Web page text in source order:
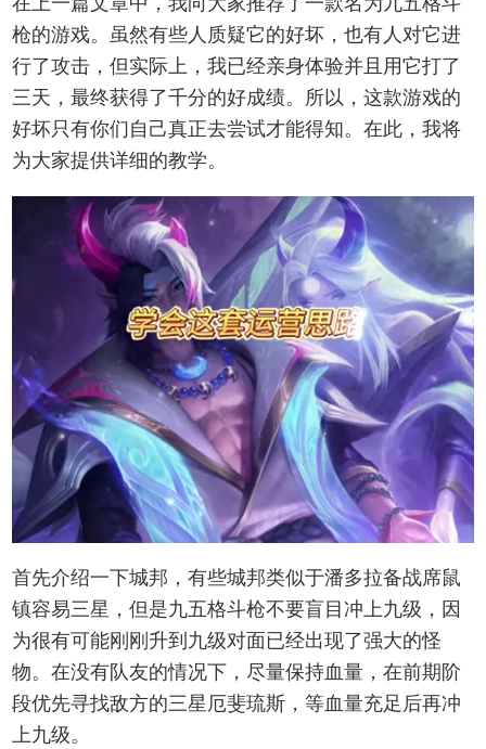
枪的游戏。虽然有些人质疑它的好坏，也有人对它进
行了攻击，但实际上，我已经亲身体验并且用它打了
三天，最终获得了千分的好成绩。所以，这款游戏的
好坏只有你们自己真正去尝试才能得知。在此，我将
为大家提供详细的教学。
首先介绍一下城邦，有些城邦类似于潘多拉备战席鼠
镇容易三星，但是九五格斗枪不要盲目冲上九级，因
为很有可能刚刚升到九级对面已经出现了强大的怪
物。在没有队友的情况下，尽量保持血量，在前期阶
段优先寻找敌方的三星厄斐琉斯，等血量充足后再冲
上九级。